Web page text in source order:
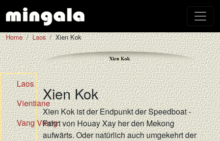
Home Laos Xien Kok
Laos
Vientiane
Vang Vieng
Xien Kok
Xien Kok ist der Endpunkt der Speedboat -
Fahrt von Houay Xay her den Mekong
aufwärts. Oder natürlich auch umgekehrt der